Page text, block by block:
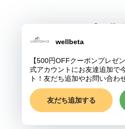
The Scottish Bee Company
はちみつ美術館
© wellbeta
Powered by